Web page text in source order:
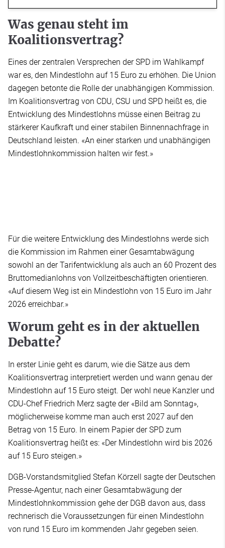
Was genau steht im
Koalitionsvertrag?
Eines der zentralen Versprechen der SPD im Wahlkampf
war es, den Mindestlohn auf 15 Euro zu erhöhen. Die Union
dagegen betonte die Rolle der unabhängigen Kommission.
Im Koalitionsvertrag von CDU, CSU und SPD heißt es, die
Entwicklung des Mindestlohns müsse einen Beitrag zu
stärkerer Kaufkraft und einer stabilen Binnennachfrage in
Deutschland leisten. «An einer starken und unabhängigen
Mindestlohnkommission halten wir fest.»
Für die weitere Entwicklung des Mindestlohns werde sich
die Kommission im Rahmen einer Gesamtabwägung
sowohl an der Tarifentwicklung als auch an 60 Prozent des
Bruttomedianlohns von Vollzeitbeschäftigten orientieren.
«Auf diesem Weg ist ein Mindestlohn von 15 Euro im Jahr
2026 erreichbar.»
Worum geht es in der aktuellen
Debatte?
In erster Linie geht es darum, wie die Sätze aus dem
Koalitionsvertrag interpretiert werden und wann genau der
Mindestlohn auf 15 Euro steigt. Der wohl neue Kanzler und
CDU-Chef Friedrich Merz sagte der «Bild am Sonntag»,
möglicherweise komme man auch erst 2027 auf den
Betrag von 15 Euro. In einem Papier der SPD zum
Koalitionsvertrag heißt es: «Der Mindestlohn wird bis 2026
auf 15 Euro steigen.»
DGB-Vorstandsmitglied Stefan Körzell sagte der Deutschen
Presse-Agentur, nach einer Gesamtabwägung der
Mindestlohnkommission gehe der DGB davon aus, dass
rechnerisch die Voraussetzungen für einen Mindestlohn
von rund 15 Euro im kommenden Jahr gegeben seien.